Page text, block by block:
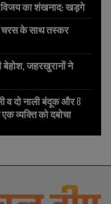
विजय का शंखनाद: खड़गे
चरस के साथ तस्कर
बेहोश, जहरखुरानों ने
व दो नाली बंदूक और 8
व्यक्ति को दबोचा